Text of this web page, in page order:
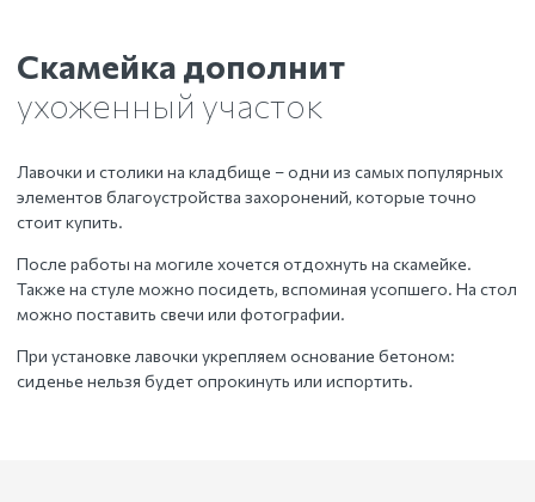
Скамейка дополнит
ухоженный участок
Лавочки и столики на кладбище – одни из самых популярных
элементов благоустройства захоронений, которые точно
стоит купить.
После работы на могиле хочется отдохнуть на скамейке.
Также на стуле можно посидеть, вспоминая усопшего. На стол
можно поставить свечи или фотографии.
При установке лавочки укрепляем основание бетоном:
сиденье нельзя будет опрокинуть или испортить.